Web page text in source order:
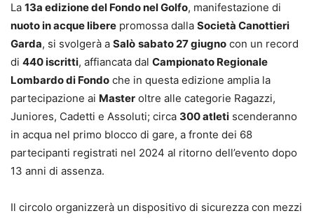
La 13a edizione del Fondo nel Golfo, manifestazione di
nuoto in acque libere promossa dalla Società Canottieri
Garda, si svolgerà a Salò sabato 27 giugno con un record
di 440 iscritti, affiancata dal Campionato Regionale
Lombardo di Fondo che in questa edizione amplia la
partecipazione ai Master oltre alle categorie Ragazzi,
Juniores, Cadetti e Assoluti; circa 300 atleti scenderanno
in acqua nel primo blocco di gare, a fronte dei 68
partecipanti registrati nel 2024 al ritorno dell’evento dopo
13 anni di assenza.
Il circolo organizzerà un dispositivo di sicurezza con mezzi